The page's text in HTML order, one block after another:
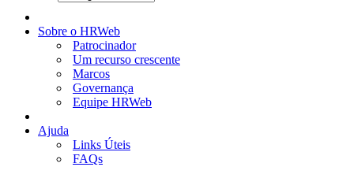
Sobre o HRWeb
Patrocinador
Um recurso crescente
Marcos
Governança
Equipe HRWeb
Ajuda
Links Úteis
FAQs